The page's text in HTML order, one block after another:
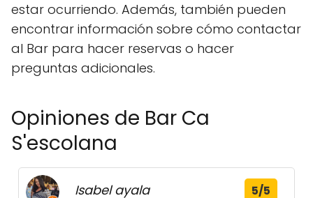
estar ocurriendo. Además, también pueden
encontrar información sobre cómo contactar
al Bar para hacer reservas o hacer
preguntas adicionales.
Opiniones de Bar Ca
S'escolana
Isabel ayala 5/5